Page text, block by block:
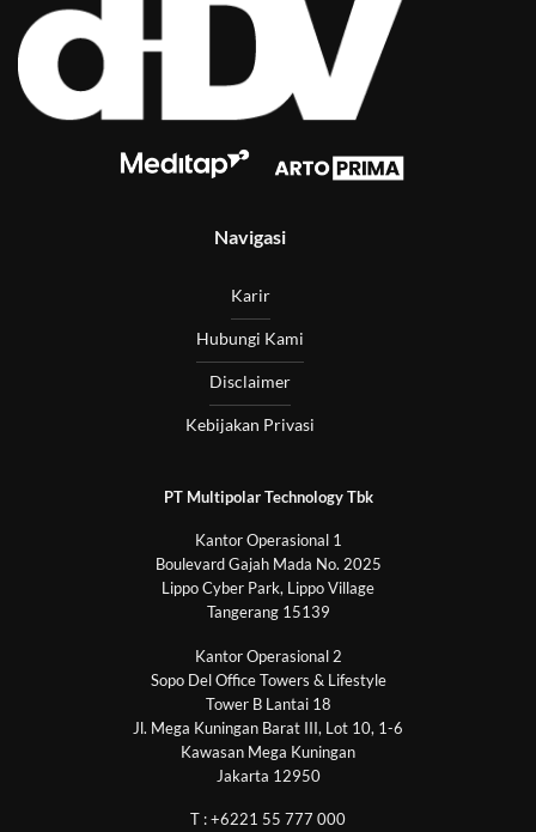
Navigasi
Karir
Hubungi Kami
Disclaimer
Kebijakan Privasi
PT Multipolar Technology Tbk
Kantor Operasional 1
Boulevard Gajah Mada No. 2025
Lippo Cyber Park, Lippo Village
Tangerang 15139
Kantor Operasional 2
Sopo Del Office Towers & Lifestyle
Tower B Lantai 18
Jl. Mega Kuningan Barat III, Lot 10, 1-6
Kawasan Mega Kuningan
Jakarta 12950
T : +6221 55 777 000